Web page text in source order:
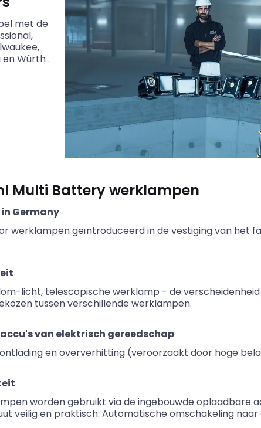
met de
Würth .
Multi Battery werklampen
Germany
werklampen geïntroduceerd in de vestiging van het
licht, telescopische werklamp - de
tussen verschillende werklampen.
van elektrisch gereedschap
en oververhitting (veroorzaakt door hoge
worden gebruikt via de ingebouwde oplaadbare
veilig en praktisch: Automatische omschakeling naar